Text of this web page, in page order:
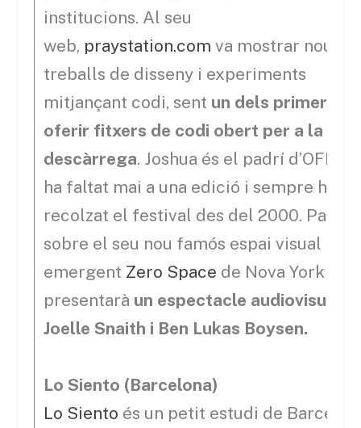
institucions. Al seu
web, praystation.com va mostrar nous
treballs de disseny i experiments
mitjançant codi, sent un dels primers a
oferir fitxers de codi obert per a la
descàrrega. Joshua és el padrí
ha faltat mai a una edició i sempre ha
recolzat el festival des del 2000.
sobre el seu nou famós espai visual
emergent Zero Space de Nova York i
presentarà un espectacle audiovisual
Joelle Snaith i Ben Lukas Boysen.
Lo Siento (Barcelona)
Lo Siento és un petit estudi de